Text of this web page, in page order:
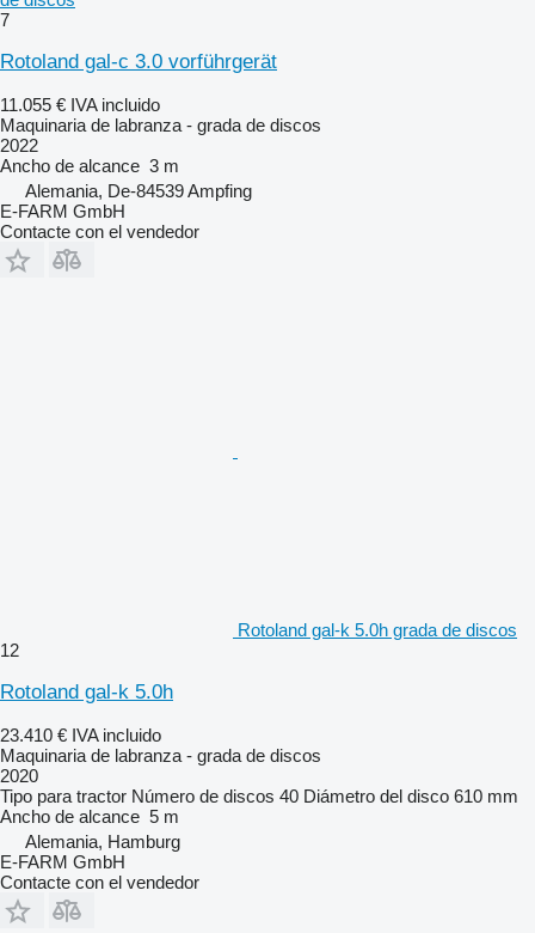
7
Rotoland gal-c 3.0 vorführgerät
11.055 € IVA incluido
Maquinaria de labranza - grada de discos
2022
Ancho de alcance 3 m
Alemania, De-84539 Ampfing
E-FARM GmbH
Contacte con el vendedor
Rotoland gal-k 5.0h grada de discos
12
Rotoland gal-k 5.0h
23.410 € IVA incluido
Maquinaria de labranza - grada de discos
2020
Tipo para tractor Número de discos 40 Diámetro del disco 610 mm
Ancho de alcance 5 m
Alemania, Hamburg
E-FARM GmbH
Contacte con el vendedor